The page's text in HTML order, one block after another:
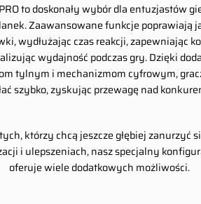
to doskonały wybór dla entuzjastów
Zaawansowane funkcje poprawiają
wydłużając czas reakcji, zapewniając
wydajność podczas gry. Dzięki
tylnym i mechanizmom cyfrowym,
szybko, zyskując przewagę nad
którzy chcą jeszcze głębiej zanurzyć
i ulepszeniach, nasz specjalny
oferuje wiele dodatkowych możliwości.